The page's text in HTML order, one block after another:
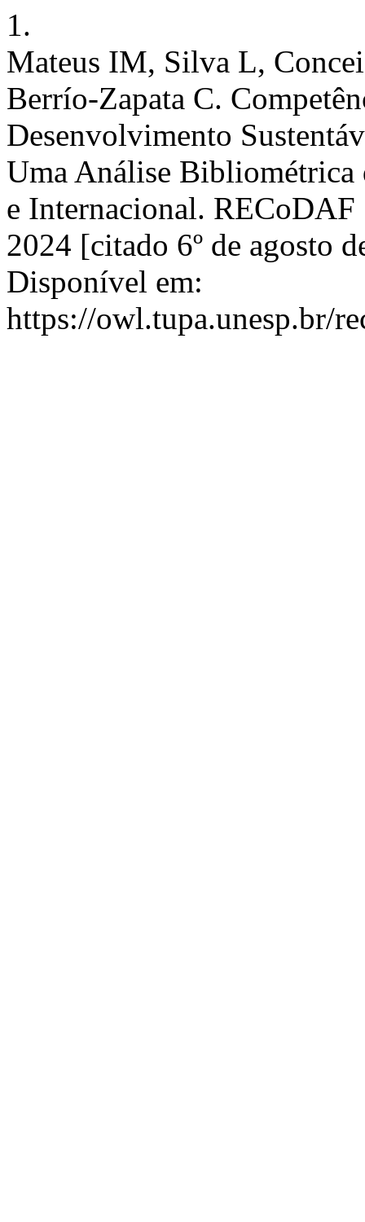
1.
Mateus IM, Silva L,
Berrío-Zapata C.
Desenvolvimento
Uma Análise
e Internacional. RECoDAF
2024 [citado 6º de agosto
Disponível em:
https://owl.tupa.unesp.br/